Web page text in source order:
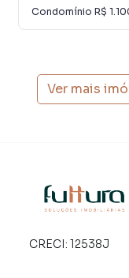
Condomínio R$
Ver mais
CRECI: 12538J